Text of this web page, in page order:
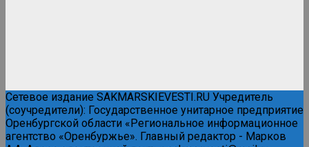
Сетевое издание SAKMARSKIEVESTI.RU Учредитель
(соучредители): Государственное унитарное предприятие
Оренбургской области «Региональное информационное
агентство «Оренбуржье». Главный редактор - Марков